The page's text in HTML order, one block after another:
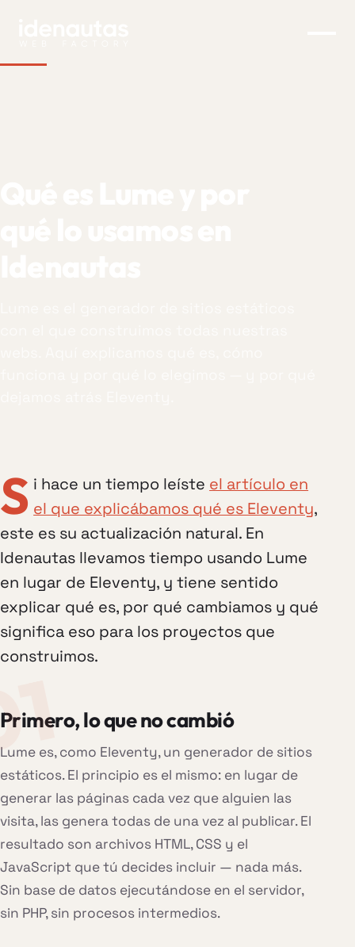
S i hace un tiempo leíste el artículo en
el que explicábamos qué es Eleventy,
este es su actualización natural. En
Idenautas llevamos tiempo usando Lume
en lugar de Eleventy, y tiene sentido
explicar qué es, por qué cambiamos y qué
significa eso para los proyectos que
construimos.
Primero, lo que no cambió
Lume es, como Eleventy, un generador de sitios
estáticos. El principio es el mismo: en lugar de
generar las páginas cada vez que alguien las
visita, las genera todas de una vez al publicar. El
resultado son archivos HTML, CSS y el
JavaScript que tú decides incluir — nada más.
Sin base de datos ejecutándose en el servidor,
sin PHP, sin procesos intermedios.